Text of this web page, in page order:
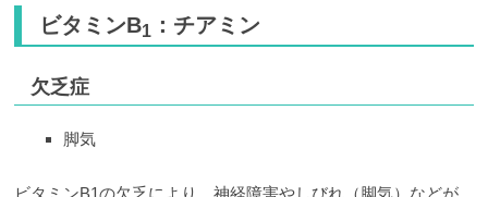
ビタミンB1 ：チアミン
欠乏症
脚気